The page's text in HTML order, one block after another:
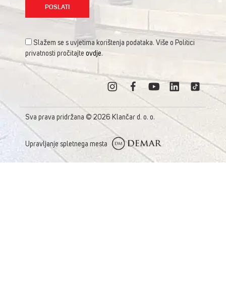
Slažem se s uvjetima korištenja podataka. Više o Politici
privatnosti pročitajte ovdje.
Sva prava pridržana © 2026 Klančar d. o. o.
Upravljanje spletnega mesta